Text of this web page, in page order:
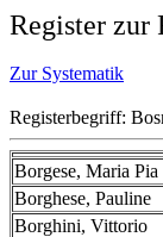
Register zur
Zur Systematik
Registerbegriff:
Borgese, Maria Pia
Borghese, Pauline
Borghini, Vittorio